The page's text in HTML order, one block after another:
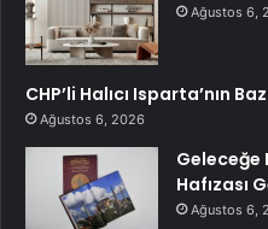
Ağustos 6,
CHP’li Halıcı Isparta’nın
Ağustos 6, 2026
Geleceğe
Hafızası
Ağustos 6,